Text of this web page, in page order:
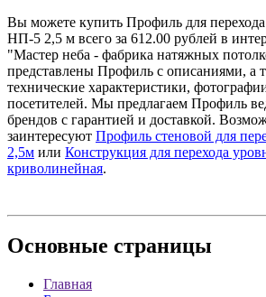
Вы можете купить Профиль для перехода
НП-5 2,5 м всего за 612.00 рублей в
"Мастер неба - фабрика натяжных
представлены Профиль с описаниями, а
технические характеристики,
посетителей. Мы предлагаем Профиль
брендов с гарантией и доставкой.
заинтересуют Профиль стеновой для
2,5м или Конструкция для перехода
криволинейная.
Основные страницы
Главная